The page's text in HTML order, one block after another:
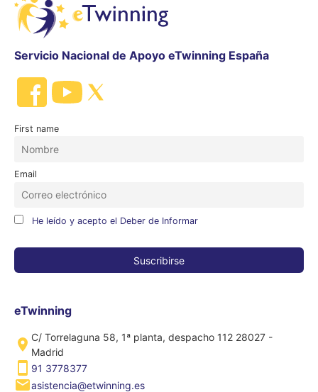
Servicio Nacional de Apoyo eTwinning España
First name
Email
He leído y acepto el Deber de Informar
eTwinning
C/ Torrelaguna 58, 1ª planta, despacho 112 28027 -
Madrid
91 3778377
asistencia@etwinning.es